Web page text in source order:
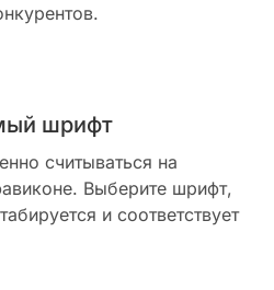
шрифт
считываться на
Выберите шрифт,
и соответствует